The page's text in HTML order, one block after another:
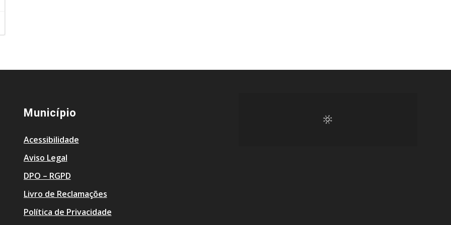
Município
Acessibilidade
Aviso Legal
DPO – RGPD
Livro de Reclamações
Política de Privacidade